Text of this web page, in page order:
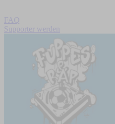
FAQ
Supporter werden